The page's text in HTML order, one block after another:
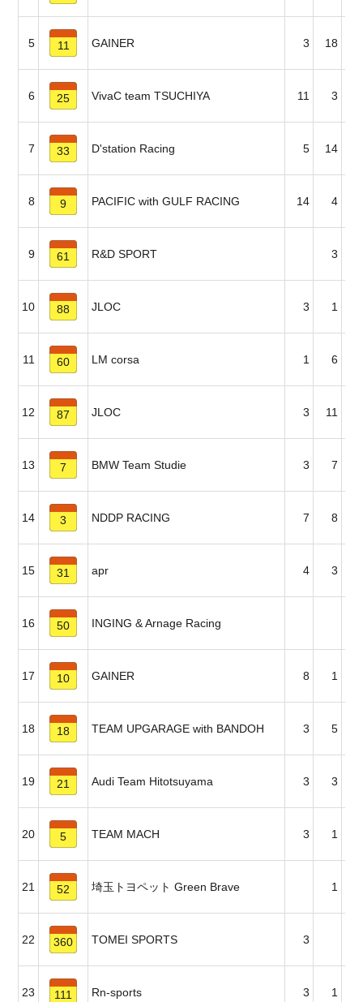
5 11 GAINER 3 18
6 25 VivaC team TSUCHIYA 11 3
7 33 D'station Racing 5 14
8 9 PACIFIC with GULF RACING 14 4
9 61 R&D SPORT 3
10 88 JLOC 3 1
11 60 LM corsa 1 6
12 87 JLOC 3 11
13 7 BMW Team Studie 3 7
14 3 NDDP RACING 7 8
15 31 apr 4 3
16 50 INGING & Arnage Racing
17 10 GAINER 8 1
18 18 TEAM UPGARAGE with BANDOH 3 5
19 21 Audi Team Hitotsuyama 3 3
20 5 TEAM MACH 3 1
21 52 埼玉トヨペット Green Brave 1
22 360 TOMEI SPORTS 3
23 111 Rn-sports 3 1